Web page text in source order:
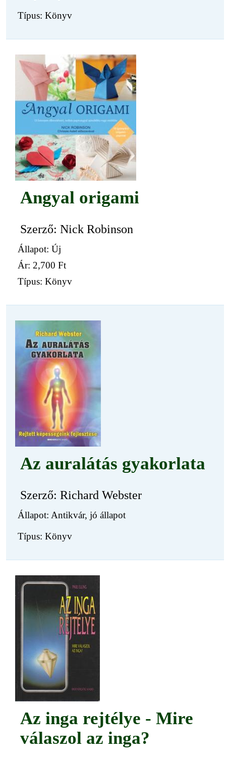
Típus: Könyv
Angyal origami
Szerző: Nick Robinson
Állapot: Új
Ár: 2,700 Ft
Típus: Könyv
Az auralátás gyakorlata
Szerző: Richard Webster
Állapot: Antikvár, jó állapot
Típus: Könyv
Az inga rejtélye - Mire
válaszol az inga?